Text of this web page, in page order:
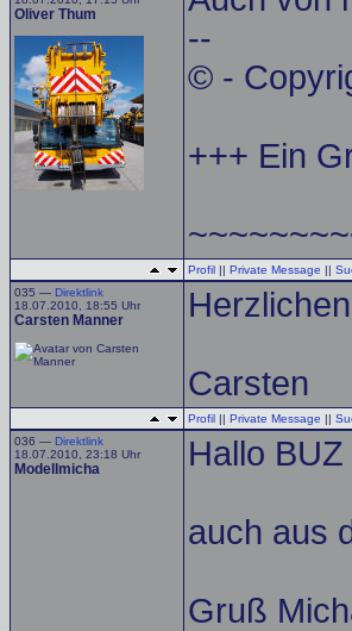
Oliver Thum
--
© -
+++ Ein
Profil || Private Message ||
035 — Direktlink
18.07.2010, 18:55 Uhr
Carsten Manner
Carsten
Profil || Private Message ||
036 — Direktlink
18.07.2010, 23:18 Uhr
Modellmicha Hallo BUZ
auch aus
Gruß